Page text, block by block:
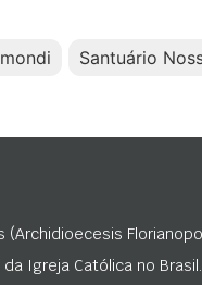
Santuário
(Archidioecesis
Igreja Católica no Brasil.